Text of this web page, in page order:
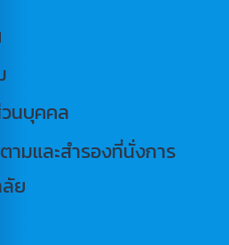
นบุคคล
ามและสำรองที่นั่งการ
ย